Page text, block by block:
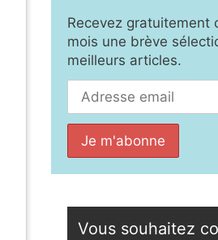
Recevez gratuitement
mois une brève
meilleurs articles.
Vous souhaitez